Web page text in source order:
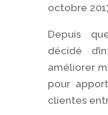
octobre
Depuis
décidé
améliorer
pour
clientes